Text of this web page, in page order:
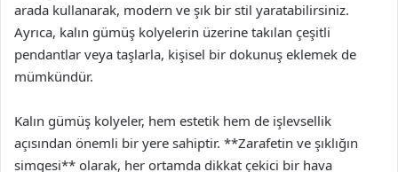
arada kullanarak, modern ve şık bir stil yaratabilirsiniz.
Ayrıca, kalın gümüş kolyelerin üzerine takılan çeşitli
pendantlar veya taşlarla, kişisel bir dokunuş eklemek de
mümkündür.
Kalın gümüş kolyeler, hem estetik hem de işlevsellik
açısından önemli bir yere sahiptir. **Zarafetin ve şıklığın
simgesi** olarak, her ortamda dikkat çekici bir hava